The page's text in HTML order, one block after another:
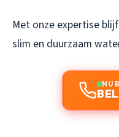
Met onze expertise
slim en duurzaam
NU